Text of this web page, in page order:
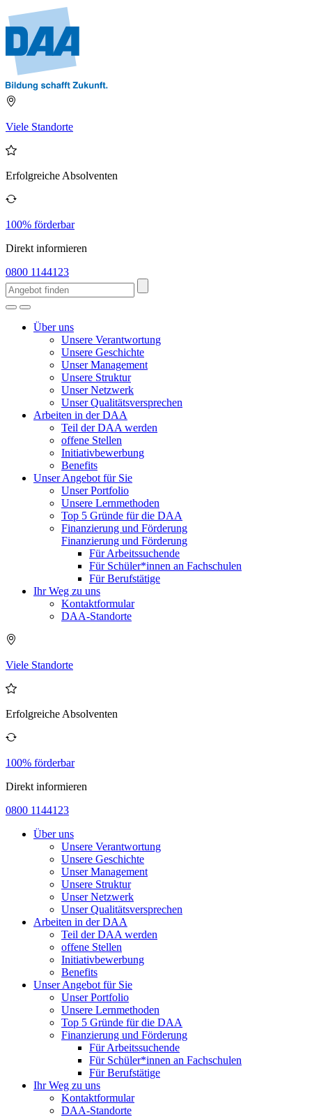
Viele Standorte
Erfolgreiche Absolventen
100% förderbar
Direkt informieren
0800 1144123
Über uns
Unsere Verantwortung
Unsere Geschichte
Unser Management
Unsere Struktur
Unser Netzwerk
Unser Qualitätsversprechen
Arbeiten in der DAA
Teil der DAA werden
offene Stellen
Initiativbewerbung
Benefits
Unser Angebot für Sie
Unser Portfolio
Unsere Lernmethoden
Top 5 Gründe für die DAA
Finanzierung und Förderung
Finanzierung und Förderung
Für Arbeitssuchende
Für Schüler*innen an Fachschulen
Für Berufstätige
Ihr Weg zu uns
Kontaktformular
DAA-Standorte
Viele Standorte
Erfolgreiche Absolventen
100% förderbar
Direkt informieren
0800 1144123
Über uns
Unsere Verantwortung
Unsere Geschichte
Unser Management
Unsere Struktur
Unser Netzwerk
Unser Qualitätsversprechen
Arbeiten in der DAA
Teil der DAA werden
offene Stellen
Initiativbewerbung
Benefits
Unser Angebot für Sie
Unser Portfolio
Unsere Lernmethoden
Top 5 Gründe für die DAA
Finanzierung und Förderung
Für Arbeitssuchende
Für Schüler*innen an Fachschulen
Für Berufstätige
Ihr Weg zu uns
Kontaktformular
DAA-Standorte